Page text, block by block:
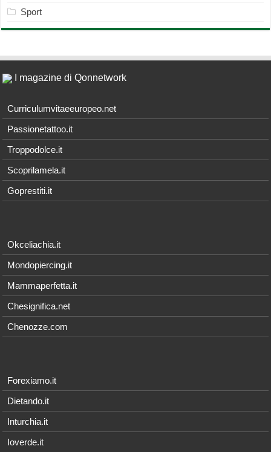
Sport
I magazine di Qonnetwork
Curriculumvitaeeuropeo.net
Passionetattoo.it
Troppodolce.it
Scoprilamela.it
Goprestiti.it
Okceliachia.it
Mondopiercing.it
Mammaperfetta.it
Chesignifica.net
Chenozze.com
Forexiamo.it
Dietando.it
Inturchia.it
Ioverde.it